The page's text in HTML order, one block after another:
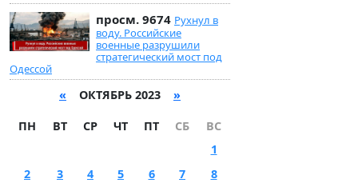
просм. 9674 Рухнул в
воду. Российские
военные разрушили
стратегический мост под
Одессой
« ОКТЯБРЬ 2023 »
ПН ВТ СР ЧТ ПТ СБ
ВС
1
2
3 4 5 6 7
8